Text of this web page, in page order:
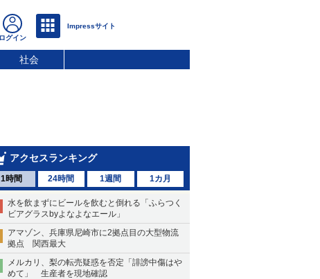
社会
アクセスランキング
1時間 24時間 1週間 1カ月
水を飲まずにビールを飲むと倒れる「ふらつく
ビアグラスbyよなよなエール」
アマゾン、兵庫県尼崎市に2拠点目の大型物流
拠点 関西最大
メルカリ、梨の転売疑惑を否定「誹謗中傷はや
めて」 生産者を現地確認